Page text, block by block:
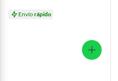
Envíorápido